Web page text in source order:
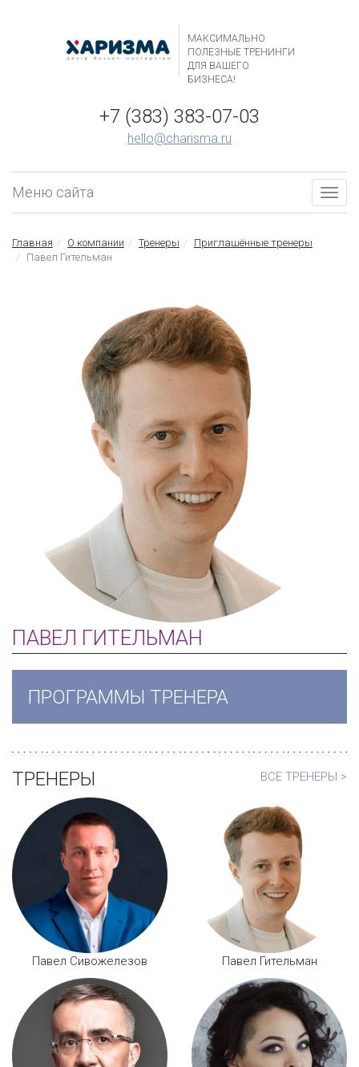
МАКСИМАЛЬНО
ПОЛЕЗНЫЕ ТРЕНИНГИ
ДЛЯ ВАШЕГО
БИЗНЕСА!
+7 (383) 383-07-03
hello@charisma.ru
Меню сайта
Главная О компании Тренеры
Приглашённые тренеры
Павел Гительман
ПАВЕЛ ГИТЕЛЬМАН
ПРОГРАММЫ ТРЕНЕРА
ВСЕ ТРЕНЕРЫ >
ТРЕНЕРЫ
Павел Сивожелезов Павел Гительман